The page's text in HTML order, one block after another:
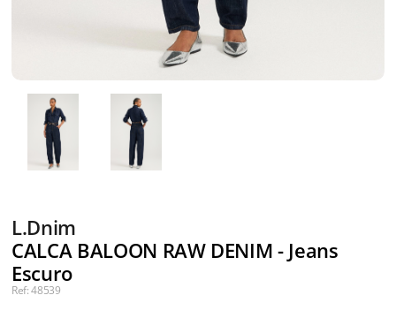
L.Dnim
CALCA BALOON RAW DENIM - Jeans
Escuro
Ref: 48539